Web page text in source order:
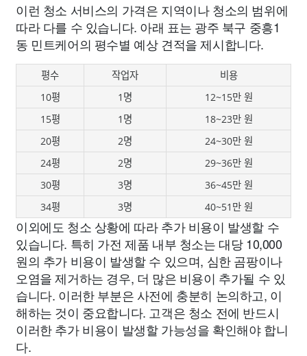
이런 청소 서비스의 가격은 지역이나 청소의 범위에
따라 다를 수 있습니다. 아래 표는 광주 북구 중흥1
동 민트케어의 평수별 예상 견적을 제시합니다.
평수 작업자
비용
10평
1명
12~15만 원
15평
1명
18~23만 원
20평
2명
24~30만 원
24평
2명
29~36만 원
30평
3명
36~45만 원
34평
3명 40~51만 원
이외에도 청소 상황에 따라 추가 비용이 발생할 수
있습니다. 특히 가전 제품 내부 청소는 대당 10,000
원의 추가 비용이 발생할 수 있으며, 심한 곰팡이나
오염을 제거하는 경우, 더 많은 비용이 추가될 수 있
습니다. 이러한 부분은 사전에 충분히 논의하고, 이
해하는 것이 중요합니다. 고객은 청소 전에 반드시
이러한 추가 비용이 발생할 가능성을 확인해야 합니
다.